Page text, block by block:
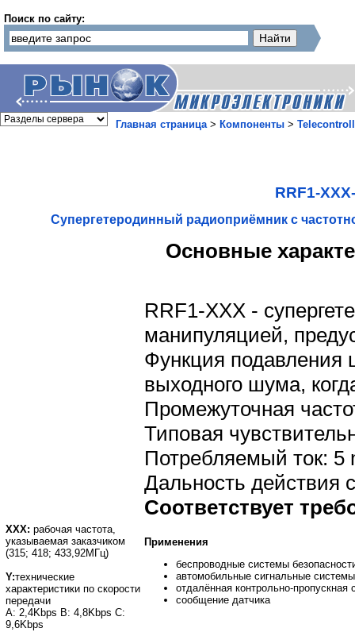
Поиск по сайту:
Главная страница> Компоненты >
RRF1-
Супергетеродинный радиоприёмник с
Основные
RRF1-XXX -
манипуляцией,
Функция подавления
выходного шума,
Промежуточная
Типовая
Потребляемый ток: 5
Дальность действия
Соответствует
ХХХ: рабочая частота,
указываемая заказчиком
(315; 418; 433,92МГц)
Y:технические
характеристики по скорости
передачи
А: 2,4Kbps B: 4,8Kbps C:
9,6Kbps
Применения
беспроводные системы
автомобильные сигнальные системы
отдалённая контрольно-пропускная
сообщение датчика